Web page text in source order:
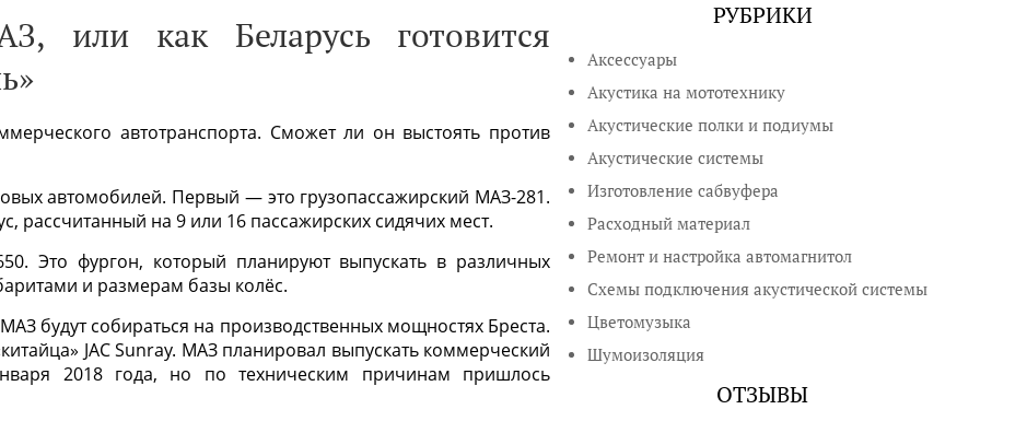
или как Беларусь готовится
автотранспорта. Сможет ли он выстоять против
автомобилей. Первый — это грузопассажирский МАЗ-281.
рассчитанный на 9 или 16 пассажирских сидячих мест.
Это фургон, который планируют выпускать в различных
и размерам базы колёс.
будут собираться на производственных мощностях Бреста.
JAC Sunray. МАЗ планировал выпускать коммерческий
2018 года, но по техническим причинам пришлось
РУБРИКИ
Аксессуары
Акустика на мототехнику
Акустические полки и подиумы
Акустические системы
Изготовление сабвуфера
Расходный материал
Ремонт и настройка автомагнитол
Схемы подключения акустической системы
Цветомузыка
Шумоизоляция
ОТЗЫВЫ